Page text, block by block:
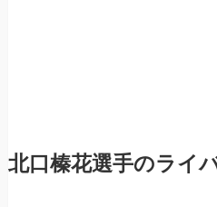
北口榛花選手のライ